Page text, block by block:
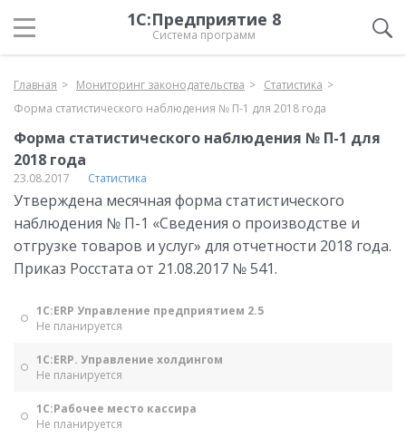
1С:Предприятие 8
Система программ
Главная Мониторинг законодательства
Статистика
Форма статистического наблюдения № П-1 для 2018 года
Форма статистического наблюдения № П-1 для
2018 года
23.08.2017 Статистика
Утверждена месячная форма статистического
наблюдения № П-1 «Сведения о производстве и
отгрузке товаров и услуг» для отчетности 2018 года.
Приказ Росстата от 21.08.2017 № 541.
1С:ERP Управление предприятием 2.5
Не планируется
1С:ERP. Управление холдингом
Не планируется
1С:Рабочее место кассира
Не планируется